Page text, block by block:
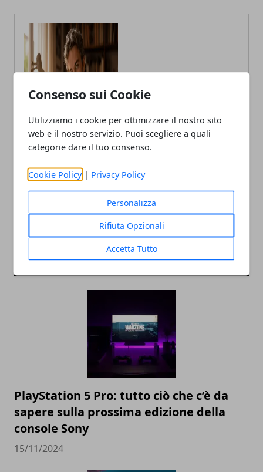
Consenso sui Cookie
Utilizziamo i cookie per ottimizzare il nostro sito
web e il nostro servizio. Puoi scegliere a quali
categorie dare il tuo consenso.
Cookie Policy | Privacy Policy
Personalizza
Rifiuta Opzionali
Accetta Tutto
Claudio Banfi
passione notizie dal mondo della
tecnologia portando in Italia le
ultime novità dal mondo.
PlayStation 5 Pro: tutto ciò che c’è da
sapere sulla prossima edizione della
console Sony
15/11/2024